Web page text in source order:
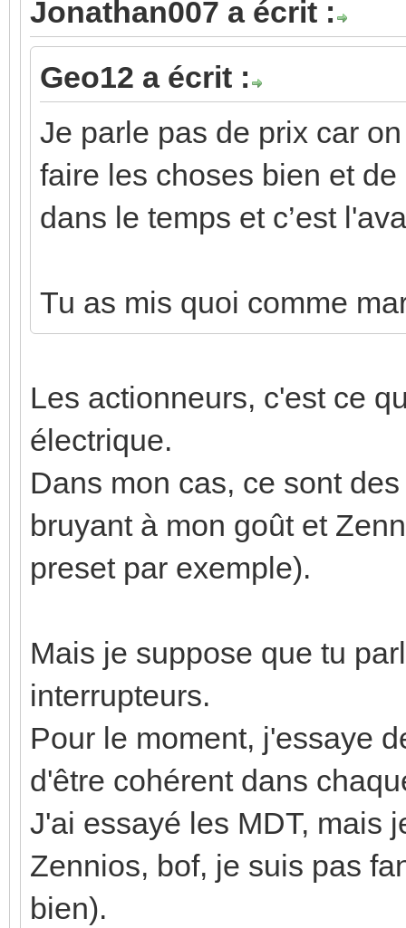
Jonathan007 a écrit :
Geo12 a écrit :
Je parle pas de prix car
faire les choses bien et
dans le temps et c’est
Tu as mis quoi comme
Les actionneurs, c'est ce
électrique.
Dans mon cas, ce sont
bruyant à mon goût et
preset par exemple).
Mais je suppose que tu
interrupteurs.
Pour le moment, j'essaye
d'être cohérent dans
J'ai essayé les MDT, mais
Zennios, bof, je suis pas
bien).